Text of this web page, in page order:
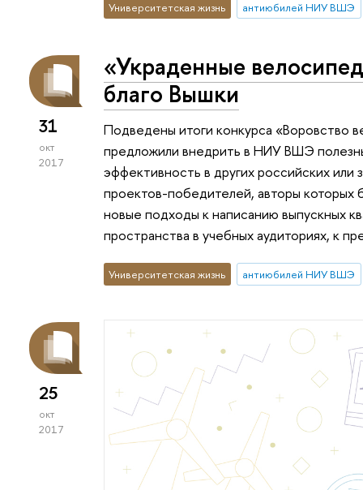
Университетская жизнь антиюбилей НИУ ВШЭ
31
окт
2017
«Украденные
благо Вышки
Подведены итоги конкурса «Воровство
предложили внедрить в НИУ ВШЭ
эффективность в других российских или
проектов-победителей, авторы которых
новые подходы к написанию выпускных
пространства в учебных аудиториях, к
Университетская жизнь антиюбилей НИУ ВШЭ
25
окт
2017